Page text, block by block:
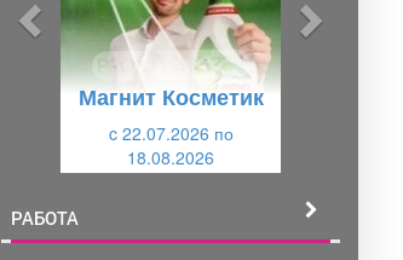
Магнит Косметик
c 22.07.2026 по
18.08.2026
РАБОТА